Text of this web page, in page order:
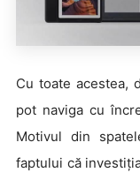
Cu toate acestea,
pot naviga cu
Motivul din
faptului că